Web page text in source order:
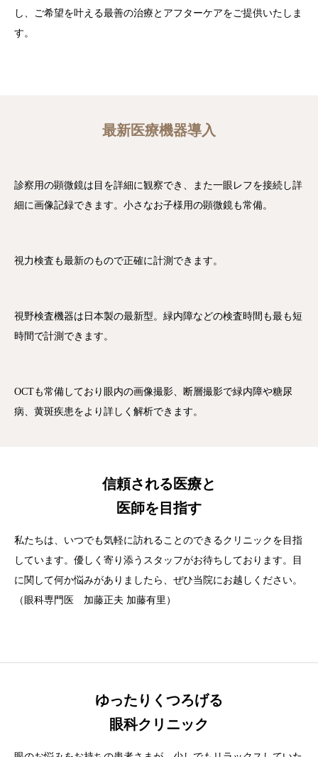
し、ご希望を叶える最善の治療とアフターケアをご提供いたしま
す。
最新医療機器導入
診察用の顕微鏡は目を詳細に観察でき、また一眼レフを接続し詳
細に画像記録できます。小さなお子様用の顕微鏡も常備。
視力検査も最新のもので正確に計測できます。
視野検査機器は日本製の最新型。緑内障などの検査時間も最も短
時間で計測できます。
OCTも常備しており眼内の画像撮影、断層撮影で緑内障や糖尿
病、黄斑疾患をより詳しく解析できます。
信頼される医療と
医師を目指す
私たちは、いつでも気軽に訪れることのできるクリニックを目指
しています。優しく寄り添うスタッフがお待ちしております。目
に関して何か悩みがありましたら、ぜひ当院にお越しください。
（眼科専門医 加藤正夫 加藤有里）
ゆったりくつろげる
眼科クリニック